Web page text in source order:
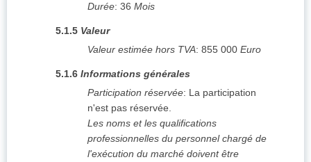
Durée: 36 Mois
5.1.5 Valeur
Valeur estimée hors TVA: 855 000 Euro
5.1.6 Informations générales
Participation réservée: La participation
n'est pas réservée.
Les noms et les qualifications
professionnelles du personnel chargé de
l'exécution du marché doivent être